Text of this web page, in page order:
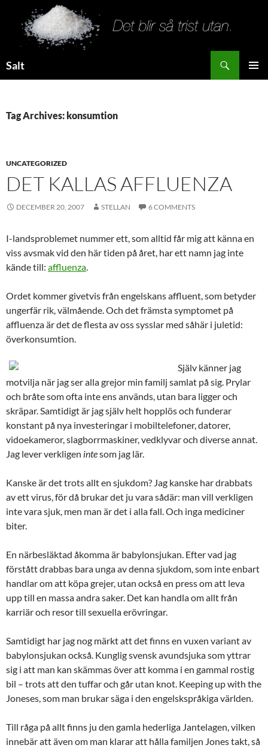
Salt
Tag Archives: konsumtion
UNCATEGORIZED
DET KALLAS AFFLUENZA
DECEMBER 20, 2007 STELLAN 6 COMMENTS
I-landsproblemet nummer ett, som alltid får mig att känna en
viss avsmak vid den här tiden på året, har ett namn jag inte
kände till: affluenza.
Ordet kommer givetvis från engelskans affluent, som betyder
ungerfär rik, välmående. Och det främsta symptomet på
affluenza är det de flesta av oss sysslar med såhär i juletid:
överkonsumtion.
Själv känner jag
motvilja när jag ser alla grejor min familj samlat på sig. Prylar
och bråte som ofta inte ens används, utan bara ligger och
skräpar. Samtidigt är jag själv helt hopplös och funderar
konstant på nya investeringar i mobiltelefoner, datorer,
vidoekameror, slagborrmaskiner, vedklyvar och diverse annat.
Jag lever verkligen intesom jag lär.
Kanske är det trots allt en sjukdom? Jag kanske har drabbats
av ett virus, för då brukar det ju vara sådär: man vill verkligen
inte vara sjuk, men man är det i alla fall. Och inga mediciner
biter.
En närbesläktad åkomma är babylonsjukan. Efter vad jag
förstått drabbas bara unga av denna sjukdom, som inte enbart
handlar om att köpa grejer, utan också en press om att leva
upp till en massa andra saker. Det kan handla om allt från
karriär och resor till sexuella erövringar.
Samtidigt har jag nog märkt att det finns en vuxen variant av
babylonsjukan också. Kunglig svensk avundsjuka som yttrar
sig i att man kan skämmas över att komma i en gammal rostig
bil – trots att den tuffar och går utan knot. Keeping up with the
Joneses, som man brukar säga i den engelskspråkiga världen.
Till råga på allt finns ju den gamla hederliga Jantelagen, vilken
innebär att även om man klarar att hålla familjen Jones takt, så